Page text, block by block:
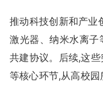
推动科技创新和产业
激光器、纳米水离子
共建协议。后续,这
等核心环节,从高校园